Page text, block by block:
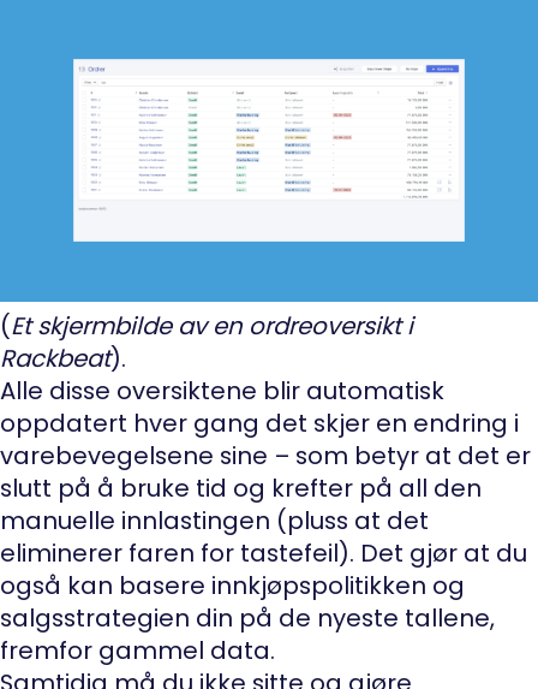
(Et skjermbilde av en ordreoversikt i
Rackbeat).
Alle disse oversiktene blir automatisk
oppdatert hver gang det skjer en endring i
varebevegelsene sine – som betyr at det er
slutt på å bruke tid og krefter på all den
manuelle innlastingen (pluss at det
eliminerer faren for tastefeil). Det gjør at du
også kan basere innkjøpspolitikken og
salgsstrategien din på de nyeste tallene,
fremfor gammel data.